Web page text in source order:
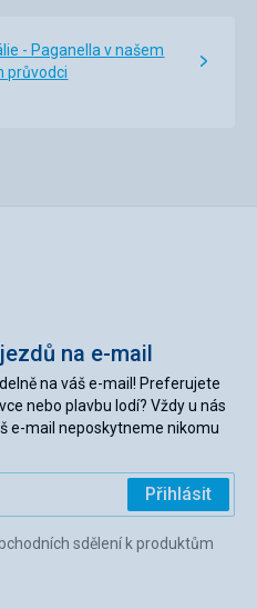
mě tedy oproti jiným
- Paganella v našem
průvodci
na e-mail
na váš e-mail! Preferujete
nebo plavbu lodí? Vždy u nás
e-mail neposkytneme nikomu
Přihlásit
sdělení k produktům